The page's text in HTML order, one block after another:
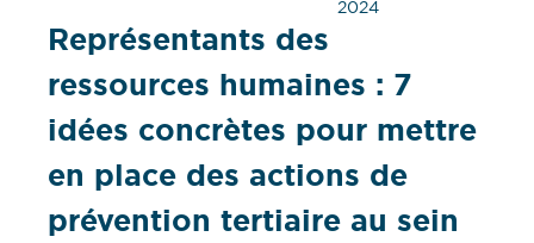
2024
Représentants des
ressources humaines : 7
idées concrètes pour mettre
en place des actions de
prévention tertiaire au sein